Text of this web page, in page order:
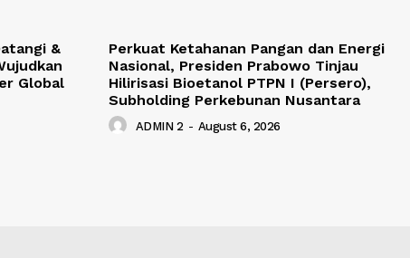
&
Global
Perkuat Ketahanan Pangan dan Energi
Nasional, Presiden Prabowo Tinjau
Hilirisasi Bioetanol PTPN I (Persero),
Subholding Perkebunan Nusantara
ADMIN 2 - August 6, 2026